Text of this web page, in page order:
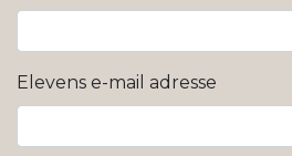
Elevens e-mail adresse